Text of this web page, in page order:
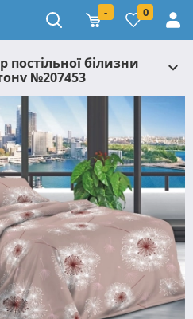
- 0
постільної білизни
№207453